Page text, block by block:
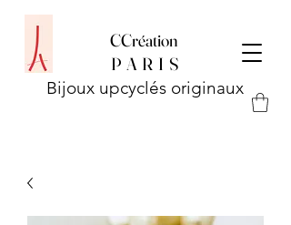
CCréation
P A R I S
Bijoux upcyclés originaux